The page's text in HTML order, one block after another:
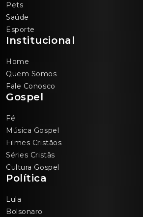
Pets
Saúde
Esporte
Institucional
Home
Quem Somos
Fale Conosco
Gospel
Fé
Música Gospel
Filmes Cristãos
Séries Cristãs
Cultura Gospel
Política
Lula
Bolsonaro